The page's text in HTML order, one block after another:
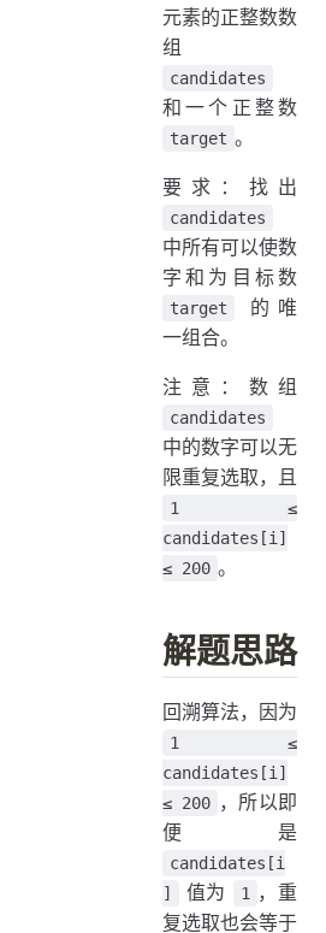
元素的正整数数
组
candidates
和一个正整数
target 。
要求：找出
candidates
中所有可以使数
字和为目标数
target
的唯
一组合。
注意：数组
candidates
中的数字可以无
限重复选取，且
1 ≤
candidates[i]
≤ 200 。
解题思路
回溯算法，因为
1 ≤
candidates[i]
≤ 200 ，所以即
便是
candidates[i
]
值为 1 ，重
复选取也会等于